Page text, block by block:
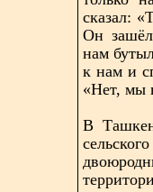
сказал:
Он
нам
к нам и
«Нет, мы
В